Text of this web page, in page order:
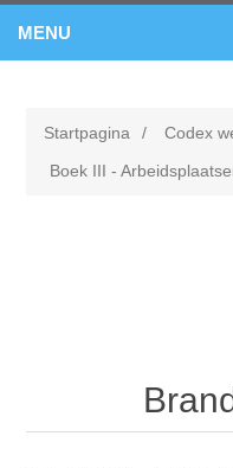
MENU
Startpagina / Codex
Boek III -